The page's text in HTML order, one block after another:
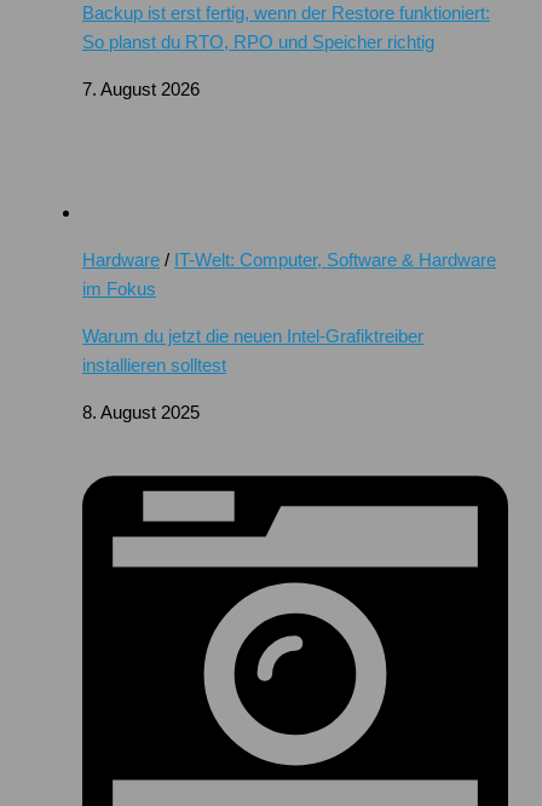
Backup ist erst fertig, wenn der Restore funktioniert:
So planst du RTO, RPO und Speicher richtig
7. August 2026
Hardware / IT-Welt: Computer, Software & Hardware
im Fokus
Warum du jetzt die neuen Intel-Grafiktreiber
installieren solltest
8. August 2025